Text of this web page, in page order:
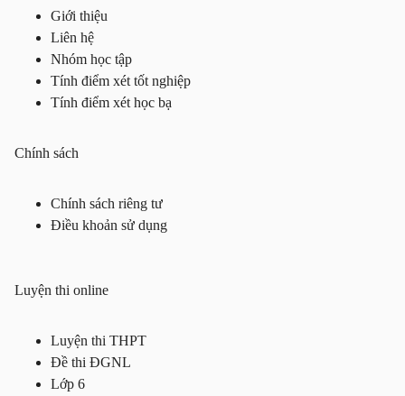
Giới thiệu
Liên hệ
Nhóm học tập
Tính điểm xét tốt nghiệp
Tính điểm xét học bạ
Chính sách
Chính sách riêng tư
Điều khoản sử dụng
Luyện thi online
Luyện thi THPT
Đề thi ĐGNL
Lớp 6